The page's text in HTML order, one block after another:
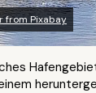
from Pixabay